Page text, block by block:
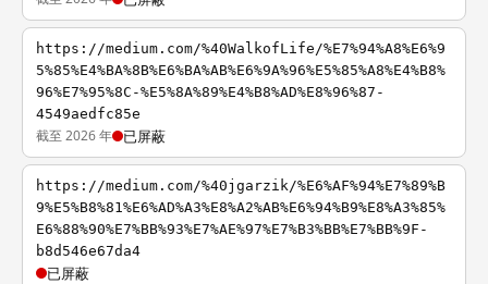
https://medium.com/%40WalkofLife/%E7%94%A8%E6%9
5%85%E4%BA%8B%E6%BA%AB%E6%9A%96%E5%85%A8%E4%B8%
96%E7%95%8C-%E5%8A%89%E4%B8%AD%E8%96%87-
4549aedfc85e
截至 2026 年 已屏蔽
https://medium.com/%40jgarzik/%E6%AF%94%E7%89%B
9%E5%B8%81%E6%AD%A3%E8%A2%AB%E6%94%B9%E8%A3%85%
E6%88%90%E7%BB%93%E7%AE%97%E7%B3%BB%E7%BB%9F-
b8d546e67da4
已屏蔽